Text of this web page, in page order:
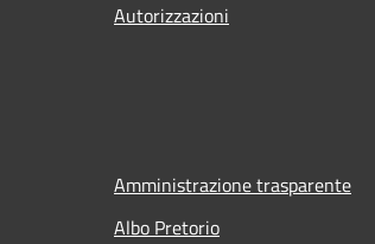
Autorizzazioni
Amministrazione trasparente
Albo Pretorio